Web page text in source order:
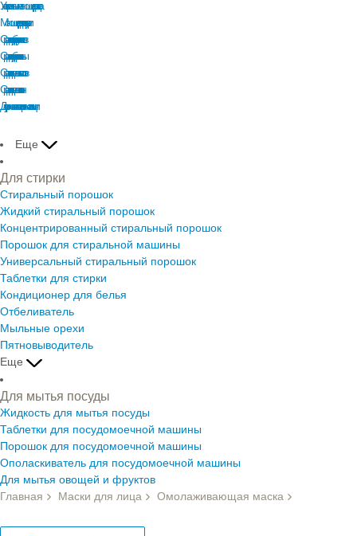
Универсальные моющие средства
Моющие средства для кухни
Средства для уборки туалетов
Средства для уборки ванны
Средства для мытья полов
Средства для мытья окон
Для устранения запахов и ароматизации
Еще
Для стирки
Стиральный порошок
Жидкий стиральный порошок
Концентрированный стиральный порошок
Порошок для стиральной машины
Универсальный стиральный порошок
Таблетки для стирки
Кондиционер для белья
Отбеливатель
Мыльные орехи
Пятновыводитель
Еще
Для мытья посуды
Жидкость для мытья посуды
Таблетки для посудомоечной машины
Порошок для посудомоечной машины
Ополаскиватель для посудомоечной машины
Для мытья овощей и фруктов
Главная
Маски для лица Омолаживающая маска